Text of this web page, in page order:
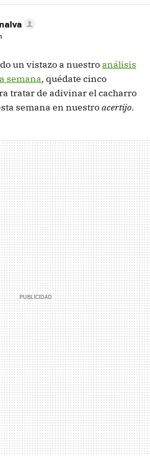
un vistazo a nuestro análisis
semana, quédate cinco
tratar de adivinar el cacharro
semana en nuestroacertijo.